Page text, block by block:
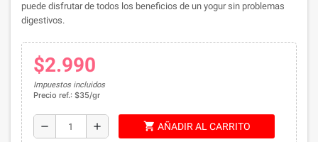
puede disfrutar de todos los beneficios de un yogur sin problemas
digestivos.
$2.990
Impuestos incluidos
Precio ref.: $35/gr
remove add shopping_cart AÑADIR AL CARRITO